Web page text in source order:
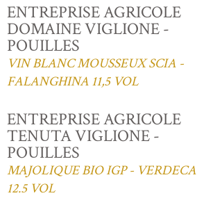
ENTREPRISE AGRICOLE
DOMAINE VIGLIONE -
POUILLES
VIN BLANC MOUSSEUX SCIA -
FALANGHINA 11,5 VOL
ENTREPRISE AGRICOLE
TENUTA VIGLIONE -
POUILLES
MAJOLIQUE BIO IGP - VERDECA
12.5 VOL